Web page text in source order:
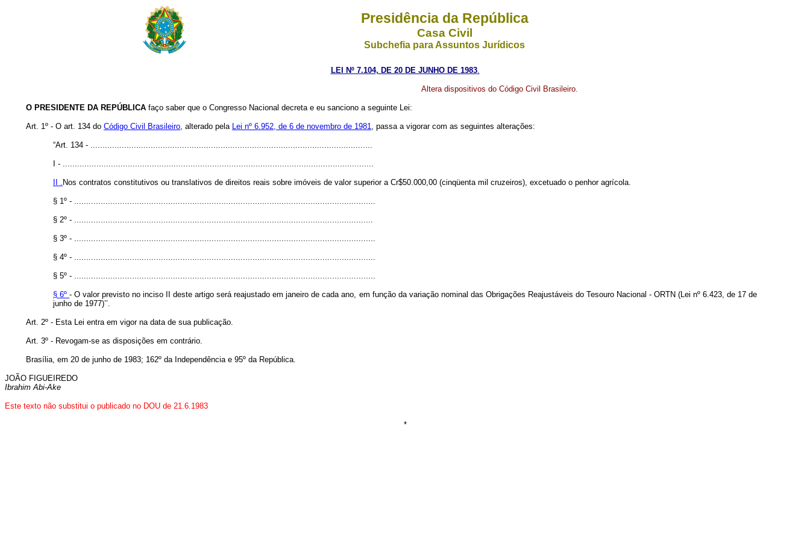
Presidência da República
Casa Civil
Subchefia para Assuntos Jurídicos
LEI Nº 7.104, DE 20 DE JUNHO DE 1983.
Altera dispositivos do Código Civil Brasileiro.
O PRESIDENTE DA REPÚBLICA faço saber que o Congresso Nacional decreta e eu sanciono a seguinte Lei:
Art. 1º - O art. 134 do Código Civil Brasileiro, alterado pela Lei nº 6.952, de 6 de novembro de 1981, passa a vigorar com as seguintes alterações:
“Art. 134 - .....................................................................................................................
I - .................................................................................................................................
II . Nos contratos constitutivos ou translativos de direitos reais sobre imóveis de valor superior a Cr$50.000,00 (cinqüenta mil cruzeiros), excetuado o penhor agrícola.
§ 1º - .............................................................................................................................
§ 2º - ............................................................................................................................
§ 3º - .............................................................................................................................
§ 4º - .............................................................................................................................
§ 5º - .............................................................................................................................
§ 6º- O valor previsto no inciso II deste artigo será reajustado em janeiro de cada ano, em função da variação nominal das Obrigações Reajustáveis do Tesouro Nacional - ORTN (Lei nº 6.423, de 17 de
junho de 1977)’’.
Art. 2º - Esta Lei entra em vigor na data de sua publicação.
Art. 3º - Revogam-se as disposições em contrário.
Brasília, em 20 de junho de 1983; 162º da Independência e 95º da República.
JOÃO FIGUEIREDO
Ibrahim Abi-Ake
Este texto não substitui o publicado no DOU de 21.6.1983
*